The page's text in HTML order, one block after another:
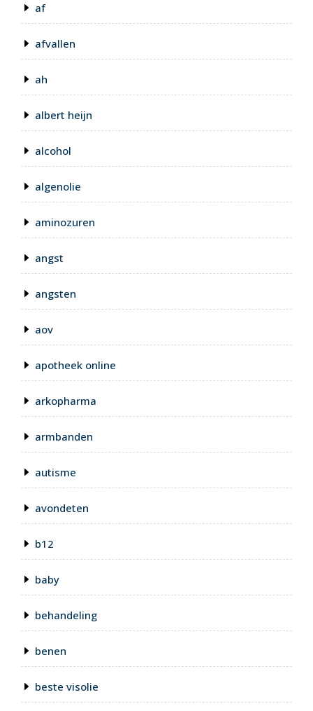
af
afvallen
ah
albert heijn
alcohol
algenolie
aminozuren
angst
angsten
aov
apotheek online
arkopharma
armbanden
autisme
avondeten
b12
baby
behandeling
benen
beste visolie